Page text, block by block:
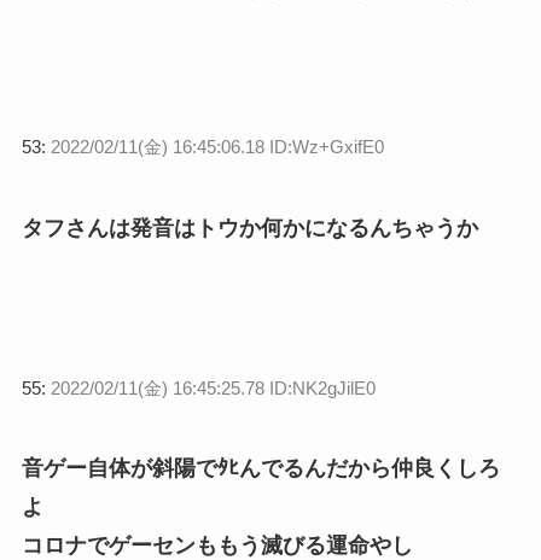
53: 2022/02/11(金) 16:45:06.18 ID:Wz+GxifE0
タフさんは発音はトウか何かになるんちゃうか
55: 2022/02/11(金) 16:45:25.78 ID:NK2gJilE0
音ゲー自体が斜陽でﾀﾋんでるんだから仲良くしろ
よ
コロナでゲーセンももう滅びる運命やし